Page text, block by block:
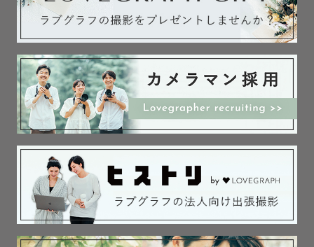
◆マタニティフォト🤰
ニューボーン撮影前に、おふたりの最後のカップルフォト
を
そして初めてのファミリーフォトを撮影しませんか？
妊娠期間は嬉しさや喜びのほかに、
計り知れない不安や辛さも同時にくるものだとたくさんの
ママさんから聞いています。
だからこそ、撮影を通して、赤ちゃんを迎える準備をする
時間にしませんか？